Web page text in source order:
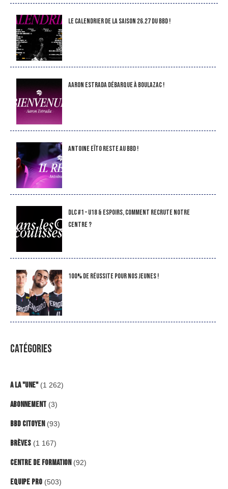
LE CALENDRIER DE LA SAISON 26.27 DU BBD !
Aaron Estrada débarque à Boulazac !
Antoine Eïto reste au BBD !
DLC #1 – U18 & Espoirs, comment recrute notre
Centre ?
100% de réussite pour nos jeunes !
CATÉGORIES
A la "Une"(1 262)
Abonnement (3)
BBD Citoyen (93)
Brèves (1 167)
Centre de formation (92)
Equipe Pro (503)